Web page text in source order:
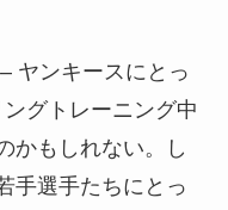
– ヤンキースにとっ
グトレーニング中
かもしれない。し
手選手たちにとっ